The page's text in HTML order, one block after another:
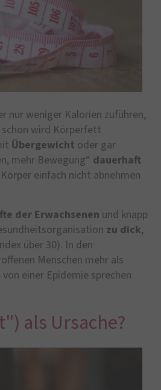
nur weniger Kalorien zuführen,
schon wird Körperfett
Übergewicht oder gar
mehr Bewegung“ dauerhaft
einfach nicht abnehmen
der Erwachsenen und knapp
zu dick,
über 30). In den
Menschen mehr als
einer Epidemie sprechen
als Ursache?